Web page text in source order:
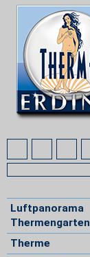
Luftpanorama
Thermengarten
Therme